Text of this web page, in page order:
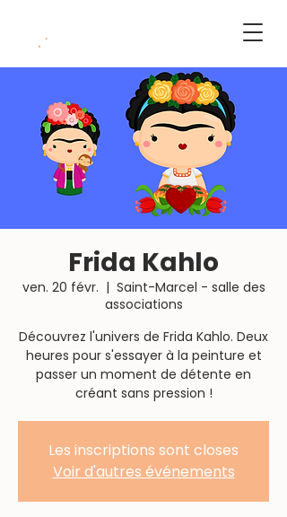
Frida Kahlo
ven. 20 févr.
  |
Saint-Marcel - salle des
associations
Découvrez l'univers de Frida Kahlo. Deux
heures pour s'essayer à la peinture et
passer un moment de détente en
Les inscriptions sont closes
Voir d'autres événements